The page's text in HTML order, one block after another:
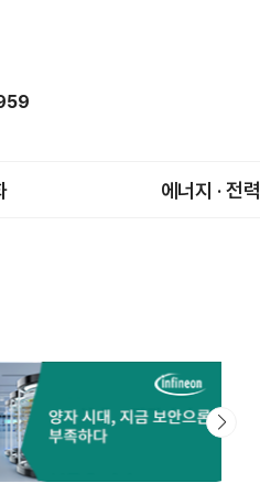
에너지 · 전력